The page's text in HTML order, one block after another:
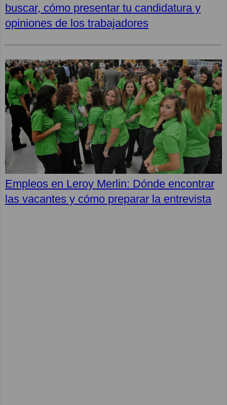
buscar, cómo presentar tu candidatura y
opiniones de los trabajadores
Empleos en Leroy Merlin: Dónde encontrar
las vacantes y cómo preparar la entrevista